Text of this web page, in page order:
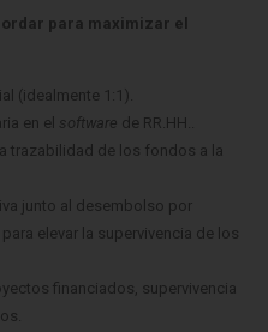
para maximizar el
(idealmente 1:1).
en el software de RR.HH..
trazabilidad de los fondos a la
junto al desembolso por
elevar la supervivencia de los
financiados, supervivencia